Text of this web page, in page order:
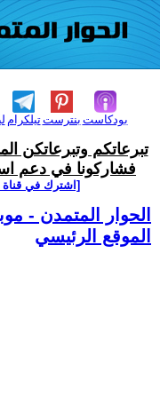
تيلكرامبنترست بودكاست
تبرعاتكم وتبرعاتكن
فشاركونا في دعم
[اشترك في قناة
الحوار المتمدن -
الموقع الرئيسي